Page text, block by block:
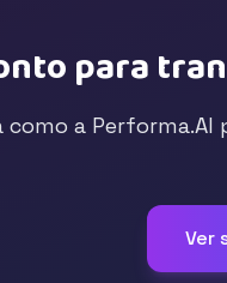
para
como a
Ver